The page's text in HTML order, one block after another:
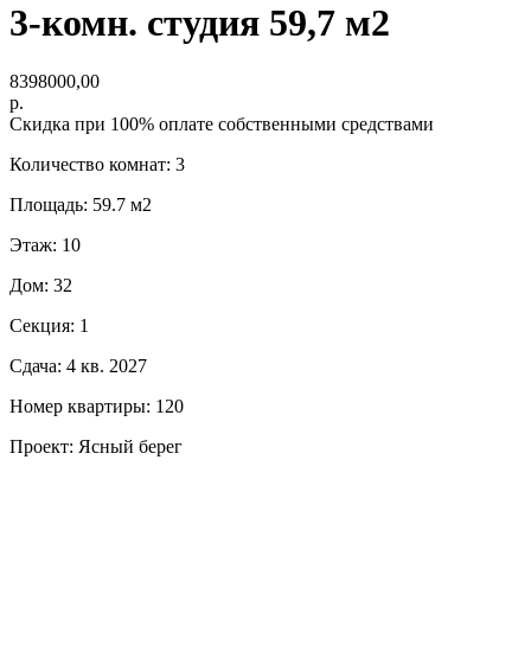
3-комн. студия 59,7 м2
8398000,00
р.
Скидка при 100% оплате собственными средствами
Количество комнат: 3
Площадь: 59.7 м2
Этаж: 10
Дом: 32
Секция: 1
Сдача: 4 кв. 2027
Номер квартиры: 120
Проект: Ясный берег